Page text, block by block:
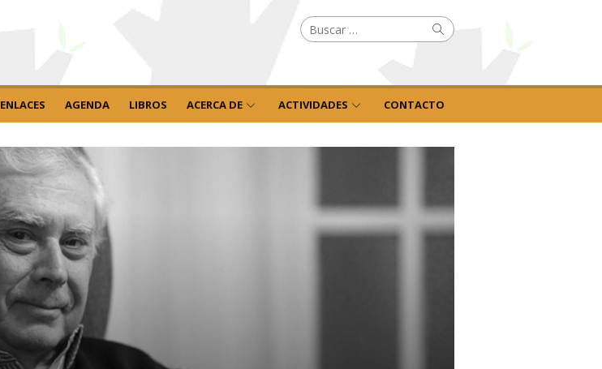
Buscar
por: Buscar
ENLACES AGENDA LIBROS ACERCA DE ACTIVIDADES CONTACTO